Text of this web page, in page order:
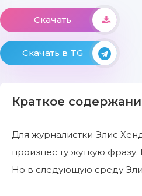
Скачать
Скачать в TG
Краткое
Для журналистки Элис
произнес ту жуткую
Но в следующую среду